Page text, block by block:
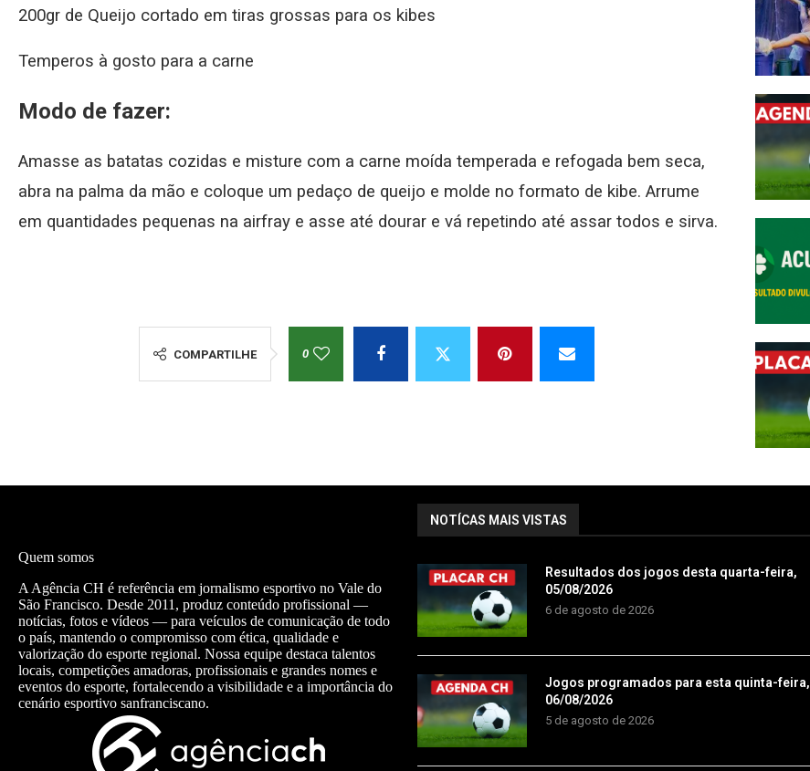
200gr de Queijo cortado em tiras grossas para os kibes
Temperos à gosto para a carne
Modo de fazer:
Amasse as batatas cozidas e misture com a carne moída temperada e refogada bem seca,
abra na palma da mão e coloque um pedaço de queijo e molde no formato de kibe. Arrume
em quantidades pequenas na airfray e asse até dourar e vá repetindo até assar todos e sirva.
COMPARTILHE 0
Quem somos
A Agência CH é referência em jornalismo esportivo no Vale do
São Francisco. Desde 2011, produz conteúdo profissional —
notícias, fotos e vídeos — para veículos de comunicação de todo
o país, mantendo o compromisso com ética, qualidade e
valorização do esporte regional. Nossa equipe destaca talentos
locais, competições amadoras, profissionais e grandes nomes e
eventos do esporte, fortalecendo a visibilidade e a importância do
cenário esportivo sanfranciscano.
NOTÍCAS MAIS VISTAS
Resultados dos jogos desta quarta-feira,
05/08/2026
6 de agosto de 2026
Jogos programados para esta quinta-feira,
06/08/2026
5 de agosto de 2026